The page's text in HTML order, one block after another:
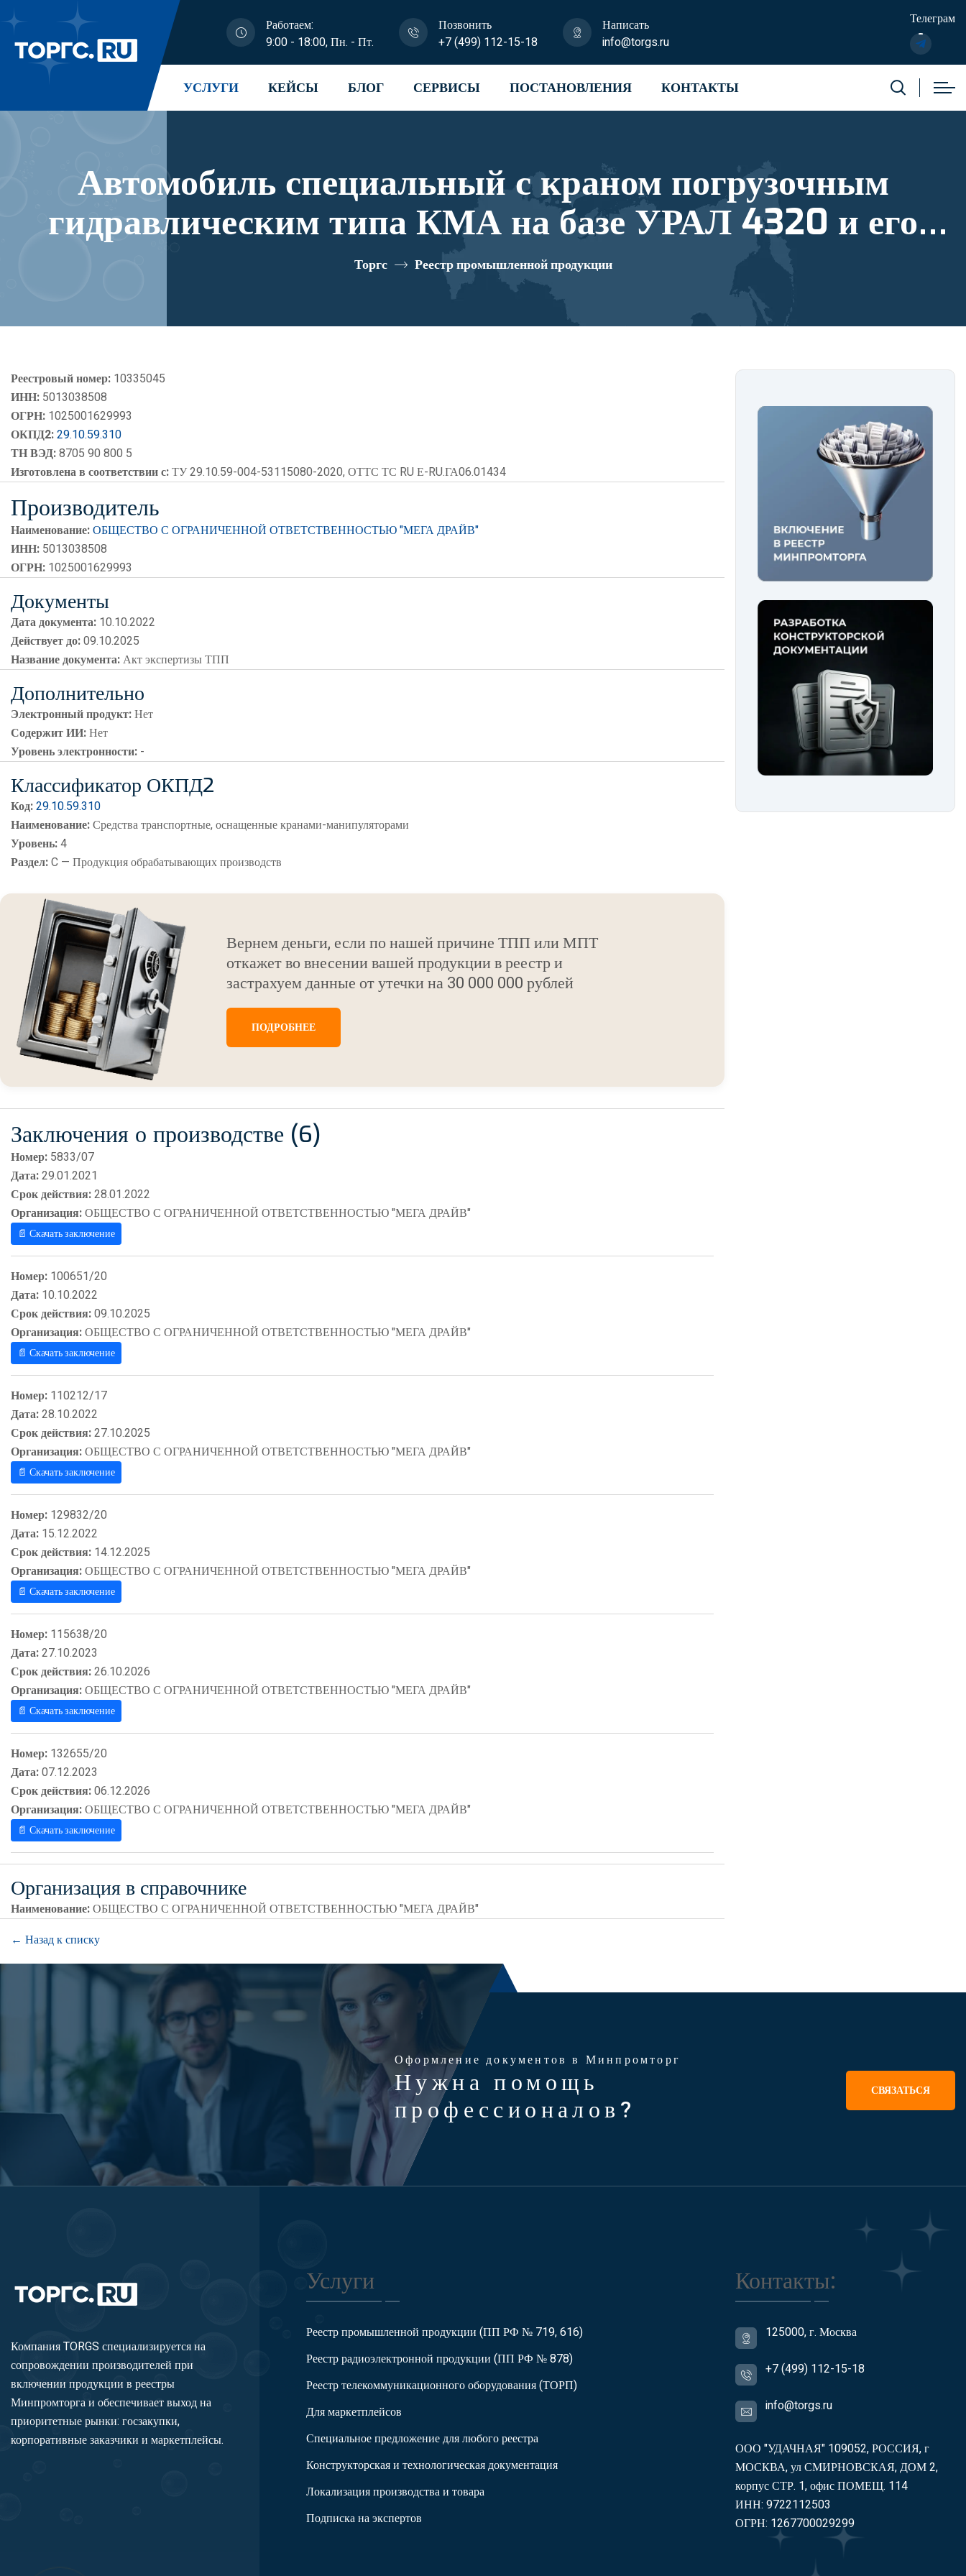
Работаем:
9:00 - 18:00, Пн. - Пт.
Позвонить
+7 (499) 112-15-18
Написать
info@torgs.ru
Телеграм
УСЛУГИ КЕЙСЫ БЛОГ СЕРВИСЫ ПОСТАНОВЛЕНИЯ КОНТАКТЫ
Автомобиль специальный с краном погрузочным
гидравлическим типа КМА на базе УРАЛ 4320 и его
модификации U1K02N-Z027 реестровый номер
10335045
Торгс Реестр промышленной продукции
Реестровый номер: 10335045
ИНН: 5013038508
ОГРН: 1025001629993
ОКПД2:29.10.59.310
ТН ВЭД:8705 90 800 5
Изготовлена в соответствии с:ТУ 29.10.59-004-53115080-2020, ОТТС ТС RU Е-RU.ГА06.01434
Производитель
Наименование:ОБЩЕСТВО С ОГРАНИЧЕННОЙ ОТВЕТСТВЕННОСТЬЮ "МЕГА ДРАЙВ"
ИНН: 5013038508
ОГРН: 1025001629993
Документы
Дата документа: 10.10.2022
Действует до:09.10.2025
Название документа:Акт экспертизы ТПП
Дополнительно
Электронный продукт:Нет
Содержит ИИ:Нет
Уровень электронности: -
Классификатор ОКПД2
Код:29.10.59.310
Наименование:Средства транспортные, оснащенные кранами-манипуляторами
Уровень:4
Раздел:C — Продукция обрабатывающих производств
Вернем деньги, если по нашей причине ТПП или МПТ
откажет во внесении вашей продукции в реестр и
застрахуем данные от утечки на 30 000 000 рублей
ПОДРОБНЕЕ
Заключения о производстве (6)
Номер: 5833/07
Дата:29.01.2021
Срок действия:28.01.2022
Организация:ОБЩЕСТВО С ОГРАНИЧЕННОЙ ОТВЕТСТВЕННОСТЬЮ "МЕГА ДРАЙВ"
📄 Скачать заключение
Номер: 100651/20
Дата: 10.10.2022
Срок действия:09.10.2025
Организация:ОБЩЕСТВО С ОГРАНИЧЕННОЙ ОТВЕТСТВЕННОСТЬЮ "МЕГА ДРАЙВ"
📄 Скачать заключение
Номер: 110212/17
Дата:28.10.2022
Срок действия:27.10.2025
Организация:ОБЩЕСТВО С ОГРАНИЧЕННОЙ ОТВЕТСТВЕННОСТЬЮ "МЕГА ДРАЙВ"
📄 Скачать заключение
Номер: 129832/20
Дата: 15.12.2022
Срок действия: 14.12.2025
Организация:ОБЩЕСТВО С ОГРАНИЧЕННОЙ ОТВЕТСТВЕННОСТЬЮ "МЕГА ДРАЙВ"
📄 Скачать заключение
Номер: 115638/20
Дата:27.10.2023
Срок действия:26.10.2026
Организация:ОБЩЕСТВО С ОГРАНИЧЕННОЙ ОТВЕТСТВЕННОСТЬЮ "МЕГА ДРАЙВ"
📄 Скачать заключение
Номер: 132655/20
Дата:07.12.2023
Срок действия:06.12.2026
Организация:ОБЩЕСТВО С ОГРАНИЧЕННОЙ ОТВЕТСТВЕННОСТЬЮ "МЕГА ДРАЙВ"
📄 Скачать заключение
Организация в справочнике
Наименование:ОБЩЕСТВО С ОГРАНИЧЕННОЙ ОТВЕТСТВЕННОСТЬЮ "МЕГА ДРАЙВ"
← Назад к списку
Оформление документов в Минпромторг
Нужна помощь
профессионалов?
СВЯЗАТЬСЯ
Компания TORGS специализируется на
сопровождении производителей при
включении продукции в реестры
Минпромторга и обеспечивает выход на
приоритетные рынки: госзакупки,
корпоративные заказчики и маркетплейсы.
Услуги
Реестр промышленной продукции (ПП РФ № 719, 616)
Реестр радиоэлектронной продукции (ПП РФ № 878)
Реестр телекоммуникационного оборудования (ТОРП)
Для маркетплейсов
Специальное предложение для любого реестра
Конструкторская и технологическая документация
Локализация производства и товара
Подписка на экспертов
Контакты:
125000, г. Москва
+7 (499) 112-15-18
info@torgs.ru
ООО "УДАЧНАЯ" 109052, РОССИЯ, г
МОСКВА, ул СМИРНОВСКАЯ, ДОМ 2,
корпус СТР. 1, офис ПОМЕЩ. 114
ИНН: 9722112503
ОГРН: 1267700029299